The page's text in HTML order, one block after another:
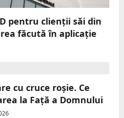
pentru clienții săi din
făcută în aplicație
cu cruce roșie. Ce
la Față a Domnului